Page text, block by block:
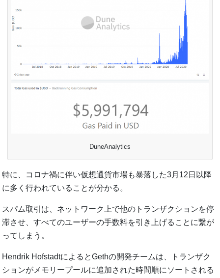
DuneAnalytics
特に、コロナ禍に伴い仮想通貨市場も暴落した3月12日以降
に多く行われていることが分かる。
スパム取引は、ネットワーク上で他のトランザクションを停
滞させ、すべてのユーザーの手数料を引き上げることに繋が
ってしまう。
Hendrik HofstadtによるとGethの開発チームは、トランザク
ションがメモリープールに追加された時間順にソートされる